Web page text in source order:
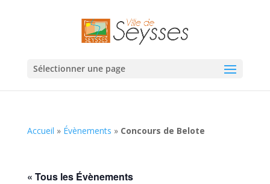
Sélectionner une page
Accueil » Évènements » Concours de Belote
« Tous les Évènements